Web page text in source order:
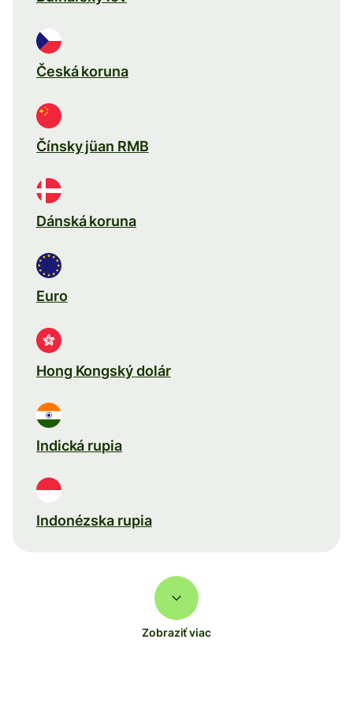
Česká koruna
Čínsky jüan RMB
Dánská koruna
Euro
Hong Kongský dolár
Indická rupia
Indonézska rupia
Zobraziť viac